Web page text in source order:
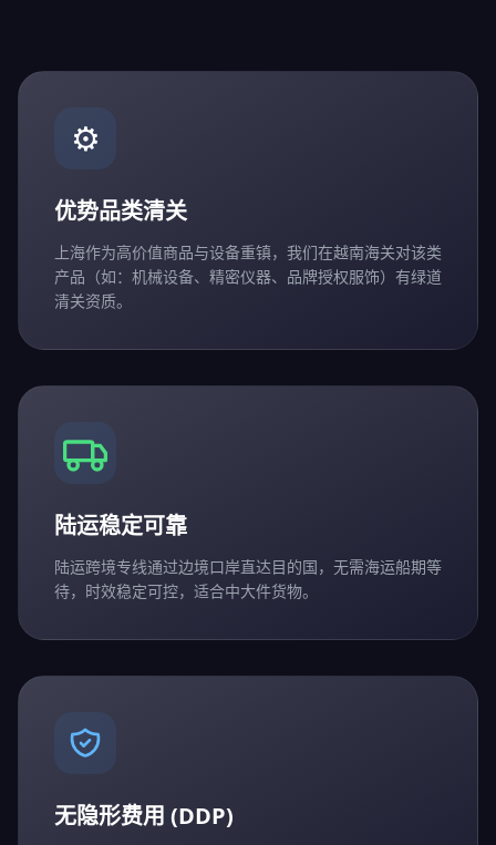
⚙️
优势品类清关
上海作为高价值商品与设备重镇，我们在越南海关对该类
产品（如：机械设备、精密仪器、品牌授权服饰）有绿道
清关资质。
陆运稳定可靠
陆运跨境专线通过边境口岸直达目的国，无需海运船期等
待，时效稳定可控，适合中大件货物。
无隐形费用 (DDP)